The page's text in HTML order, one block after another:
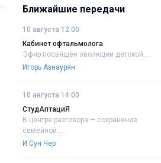
Ближайшие передачи
10 августа 12:00
Кабинет офтальмолога
Эфир посвящён эволюции детской....
Игорь Азнаурян
10 августа 14:00
СтудАптациЯ
В центре разговора — сохранение
семейной....
И Сун Чер